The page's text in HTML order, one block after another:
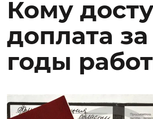
Кому
доплата за
годы